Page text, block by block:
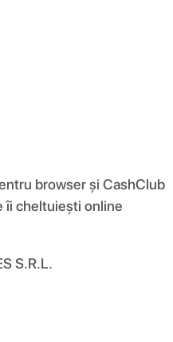
browser și CashClub
îi cheltuiești online
S.R.L.